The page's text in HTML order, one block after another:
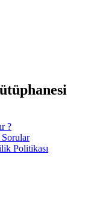
?
Sorular
Politikası